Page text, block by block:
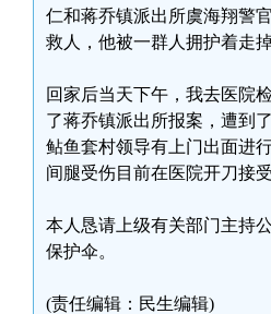
仁和蒋乔镇派出所虞海翔警
救人，他被一群人拥护着走
回家后当天下午，我去医院
了蒋乔镇派出所报案，遭到
鲇鱼套村领导有上门出面进
间腿受伤目前在医院开刀接
本人恳请上级有关部门主持
保护伞。
(责任编辑：民生编辑)